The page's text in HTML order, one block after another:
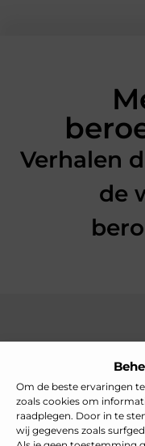
Om de beste ervaringen
zoals cookies om
raadplegen. Door in te
wij gegevens zoals
Verhalen
de
Jouw gids voor
Ontdek een brede
om het meeste uit elke
en verrassende